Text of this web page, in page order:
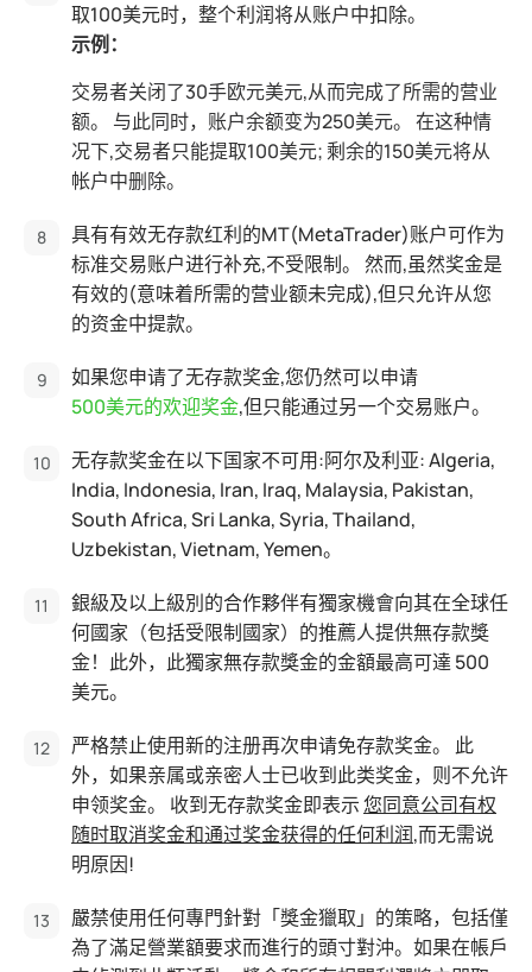
取100美元时，整个利润将从账户中扣除。
示例：
交易者关闭了30手欧元美元,从而完成了所需的营业
额。 与此同时，账户余额变为250美元。 在这种情
况下,交易者只能提取100美元; 剩余的150美元将从
帐户中删除。
具有有效无存款红利的MT(MetaTrader)账户可作为
标准交易账户进行补充,不受限制。 然而,虽然奖金是
有效的(意味着所需的营业额未完成),但只允许从您
的资金中提款。
如果您申请了无存款奖金,您仍然可以申请
500美元的欢迎奖金,但只能通过另一个交易账户。
无存款奖金在以下国家不可用:阿尔及利亚: Algeria,
India, Indonesia, Iran, Iraq, Malaysia, Pakistan,
South Africa, Sri Lanka, Syria, Thailand,
Uzbekistan, Vietnam, Yemen。
銀級及以上級別的合作夥伴有獨家機會向其在全球任
何國家（包括受限制國家）的推薦人提供無存款獎
金！此外，此獨家無存款獎金的金額最高可達 500
美元。
严格禁止使用新的注册再次申请免存款奖金。 此
外，如果亲属或亲密人士已收到此类奖金，则不允许
申领奖金。 收到无存款奖金即表示您同意公司有权
随时取消奖金和通过奖金获得的任何利润,而无需说
明原因!
嚴禁使用任何專門針對「獎金獵取」的策略，包括僅
為了滿足營業額要求而進行的頭寸對沖。如果在帳戶